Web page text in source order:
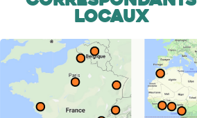
locaux